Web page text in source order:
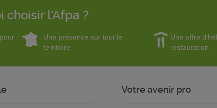
choisir l'Afpa ?
Une présence sur tout le
territoire
Une offre
restauration
Votre avenir pro